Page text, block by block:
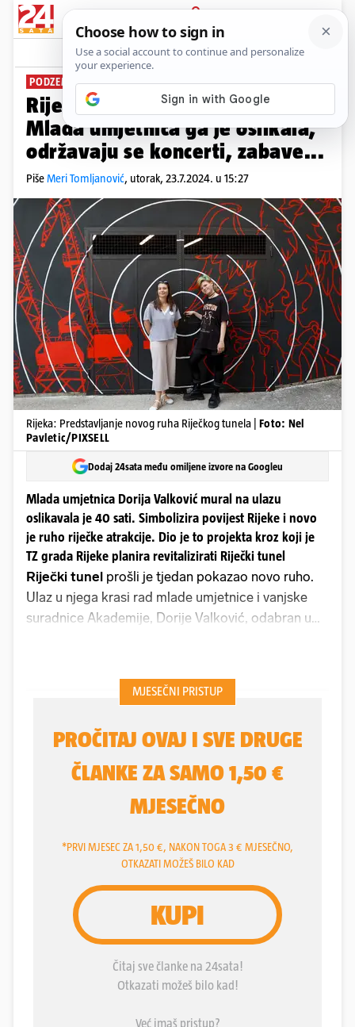
PRIJAVA
News Komentari
PODZEMNA OAZA UMJETNOSTI PLUS+
Riječki tunel dobio je novo lice:
Mlada umjetnica ga je oslikala,
održavaju se koncerti, zabave...
PišeMeri Tomljanović, utorak, 23.7.2024. u 15:27
Rijeka: Predstavljanje novog ruha Riječkog tunela | Foto: Nel
Pavletic/PIXSELL
Dodaj 24sata među omiljene izvore na Googleu
Mlada umjetnica Dorija Valković mural na ulazu
oslikavala je 40 sati. Simbolizira povijest Rijeke i novo
je ruho riječke atrakcije. Dio je to projekta kroz koji je
TZ grada Rijeke planira revitalizirati Riječki tunel
Riječki tunel prošli je tjedan pokazao novo ruho.
Ulaz u njega krasi rad mlade umjetnice i vanjske
suradnice Akademije, Dorije Valković, odabran u
o muralu "Naprvo!", likovnom rješenju mlade
autorice, koja je uz pomoć studentice Marte Licul
oko 40 sati oslikavanja.